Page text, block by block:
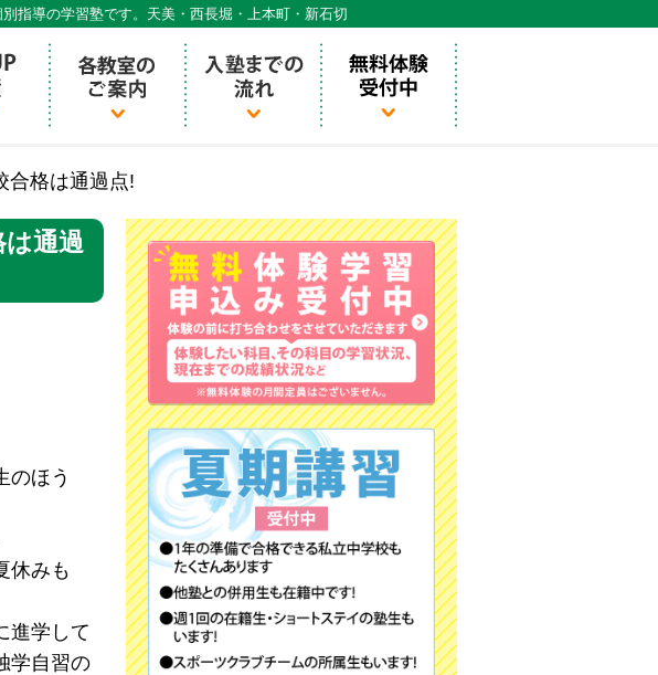
指導の学習塾です。天美・西長堀・上本町・新石切
合格は通過点!
通過
のほう
休みも
進学して
学自習の